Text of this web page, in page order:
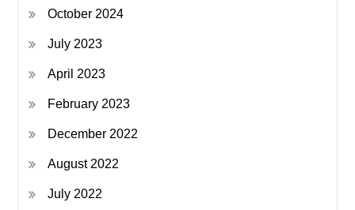
October 2024
July 2023
April 2023
February 2023
December 2022
August 2022
July 2022